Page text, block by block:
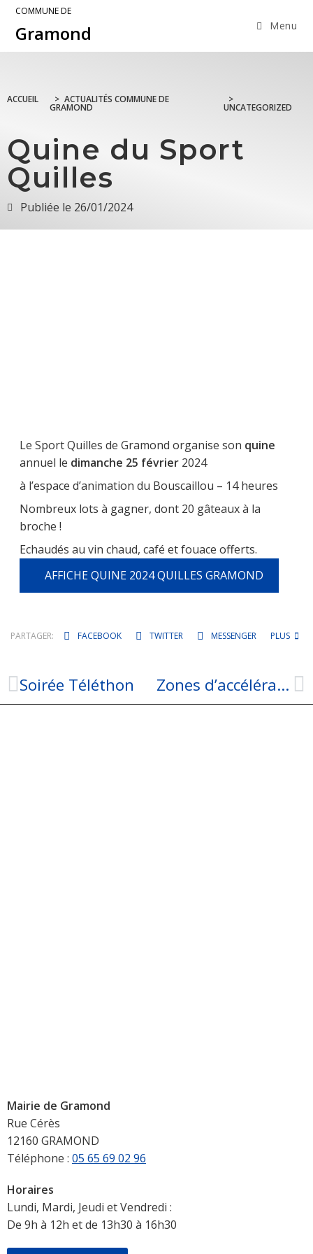
COMMUNE DE
Gramond Menu
ACCUEIL > ACTUALITÉS COMMUNE DE
GRAMOND
>
UNCATEGORIZED
Quine du Sport
Quilles
Publiée le 26/01/2024
Le Sport Quilles de Gramond organise son quine
annuel le dimanche 25 février 2024
à l’espace d’animation du Bouscaillou – 14 heures
Nombreux lots à gagner, dont 20 gâteaux à la
broche !
Echaudés au vin chaud, café et fouace offerts.
AFFICHE QUINE 2024 QUILLES GRAMOND
PARTAGER: FACEBOOK TWITTER MESSENGER PLUS
Soirée Téléthon Zones d’accélération des ENR
Mairie de Gramond
Rue Cérès
12160 GRAMOND
Téléphone : 05 65 69 02 96
Horaires
Lundi, Mardi, Jeudi et Vendredi :
De 9h à 12h et de 13h30 à 16h30